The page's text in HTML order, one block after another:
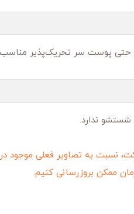
حتی پوست سر تحریک‌پذیر
ندارد.
نسبت به تصاویر فعلی موجود
ممکن بروزرسانی کنیم.